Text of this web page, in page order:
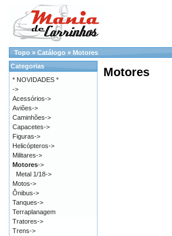
Topo » Catálogo » Motores
Motores
Categorias
* NOVIDADES *
->
Acessórios->
Aviões->
Caminhões->
Capacetes->
Figuras->
Helicópteros->
Militares->
Motores->
Metal 1/18->
Motos->
Ônibus->
Tanques->
Terraplanagem
Tratores->
Trens->